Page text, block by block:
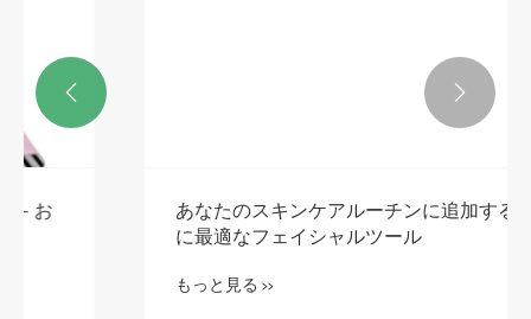
あなたのスキンケアルーチンに追加するの
に最適なフェイシャルツール
 